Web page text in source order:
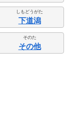
しもどうがた
下道潟
そのた
その他